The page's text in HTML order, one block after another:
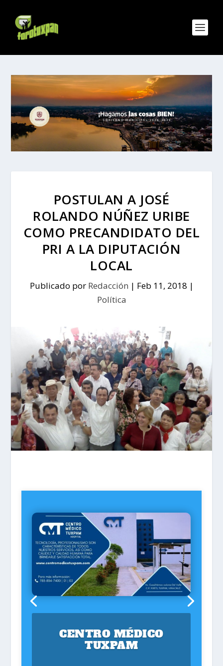
POSTULAN A JOSÉ
ROLANDO NÚÑEZ URIBE
COMO PRECANDIDATO DEL
PRI A LA DIPUTACIÓN
LOCAL
Publicado por Redacción | Feb 11, 2018 |
Política
CENTRO MÉDICO
TUXPAM